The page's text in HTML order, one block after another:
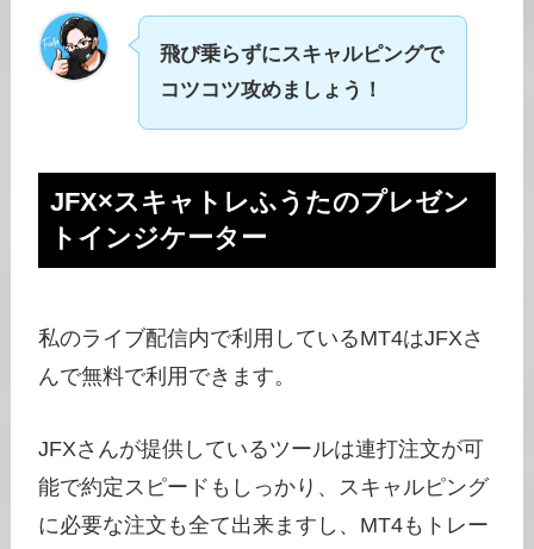
飛び乗らずにスキャルピングで
コツコツ攻めましょう！
JFX×スキャトレふうたのプレゼン
トインジケーター
私のライブ配信内で利用しているMT4はJFXさ
んで無料で利用できます。
JFXさんが提供しているツールは連打注文が可
能で約定スピードもしっかり、スキャルピング
に必要な注文も全て出来ますし、MT4もトレー